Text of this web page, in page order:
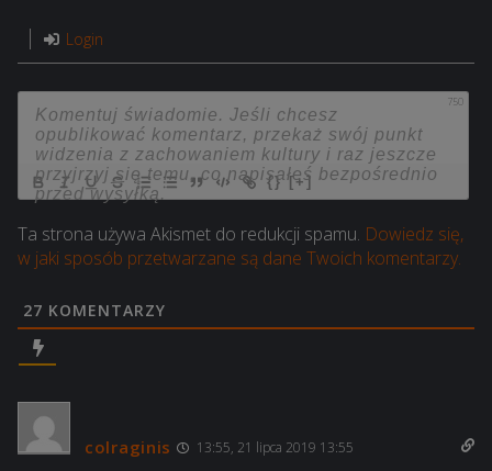
Login
750
{} [+]
Ta strona używa Akismet do redukcji spamu. Dowiedz się,
w jaki sposób przetwarzane są dane Twoich komentarzy.
27 KOMENTARZY
colraginis 13:55, 21 lipca 2019 13:55